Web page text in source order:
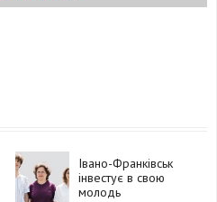
Івано-Франківськ
інвестує в свою
молодь